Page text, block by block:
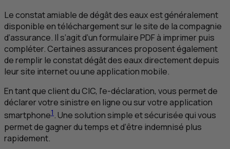
Le constat amiable de dégât des eaux est généralement
disponible en téléchargement sur le site de la compagnie
d’assurance. Il s’agit d’un formulairePDFà imprimer puis
compléter. Certaines assurances proposent également
de remplir le constat dégât des eaux directement depuis
leur site internet ou une application mobile.
En tant que client duCIC, l'e-déclaration, vous permet de
déclarer votre sinistre en ligne ou sur votre application
smartphone1. Une solution simple et sécurisée qui vous
permet de gagner du temps et d’être indemnisé plus
rapidement.